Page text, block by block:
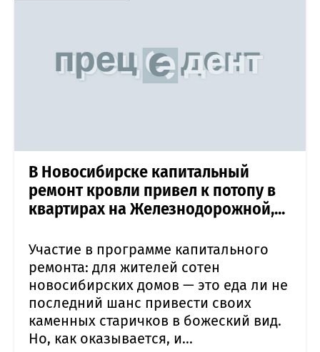
В Новосибирске капитальный
ремонт кровли привел к потопу в
квартирах на Железнодорожной,...
Участие в программе капитального
ремонта: для жителей сотен
новосибирских домов — это еда ли не
последний шанс привести своих
каменных старичков в божеский вид.
Но, как оказывается, и...